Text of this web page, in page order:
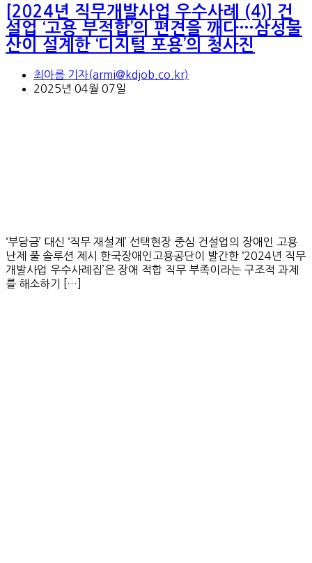
[2024년 직무개발사업 우수사례 (4)] 건
설업 ‘고용 부적합’의 편견을 깨다…삼성물
산이 설계한 ‘디지털 포용’의 청사진
최아름 기자(armi@kdjob.co.kr)
2025년 04월 07일
‘부담금’ 대신 ‘직무 재설계’ 선택현장 중심 건설업의 장애인 고용
난제 풀 솔루션 제시 한국장애인고용공단이 발간한 ‘2024년 직무
개발사업 우수사례집’은 장애 적합 직무 부족이라는 구조적 과제
를 해소하기 […]